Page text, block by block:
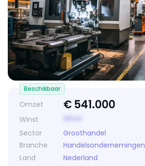
Omzet €541.000
Winst
Sector
Groothandel
Branche
Handelsondernemingen
Land
Nederland
Beschikbaar